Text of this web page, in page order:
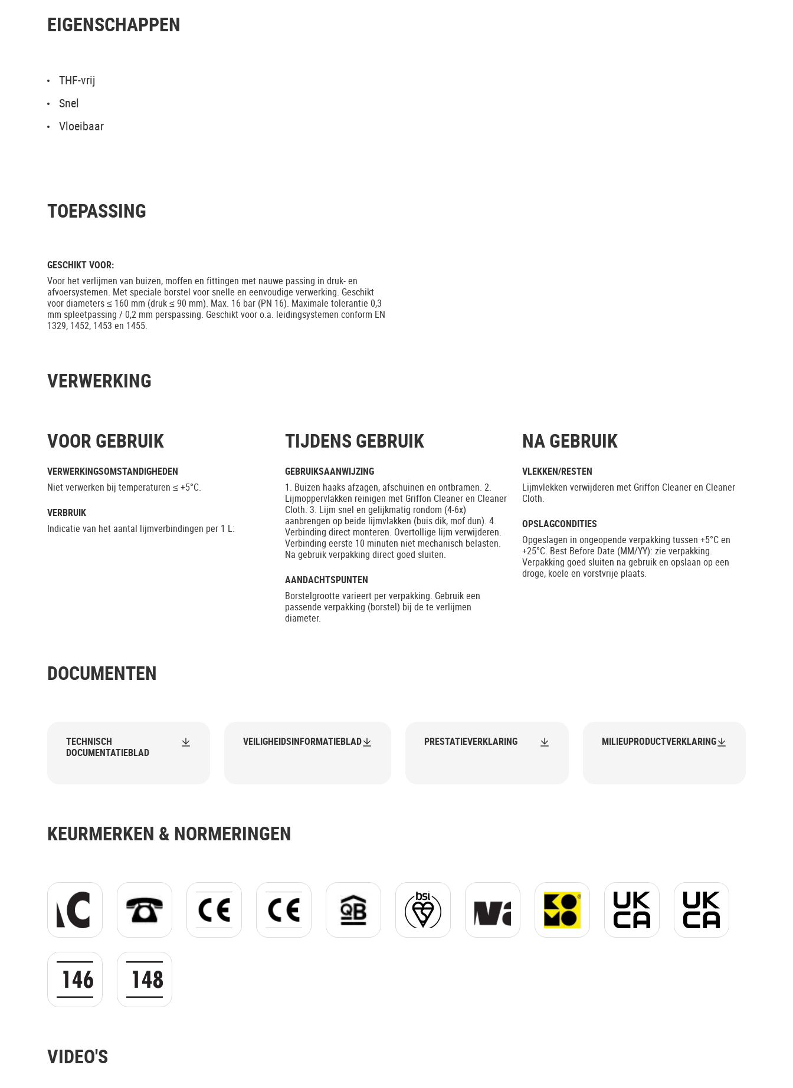
EIGENSCHAPPEN
THF-vrij
Snel
Vloeibaar
TOEPASSING
GESCHIKT VOOR:
Voor het verlijmen van buizen, moffen en fittingen met nauwe passing in druk- en
afvoersystemen. Met speciale borstel voor snelle en eenvoudige verwerking. Geschikt
voor diameters ≤ 160 mm (druk ≤ 90 mm). Max. 16 bar (PN 16). Maximale tolerantie 0,3
mm spleetpassing / 0,2 mm perspassing. Geschikt voor o.a. leidingsystemen conform EN
1329, 1452, 1453 en 1455.
VERWERKING
VOOR GEBRUIK
VERWERKINGSOMSTANDIGHEDEN
Niet verwerken bij temperaturen ≤ +5°C.
VERBRUIK
Indicatie van het aantal lijmverbindingen per 1 L:
TIJDENS GEBRUIK
GEBRUIKSAANWIJZING
1. Buizen haaks afzagen, afschuinen en ontbramen. 2.
Lijmoppervlakken reinigen met Griffon Cleaner en Cleaner
Cloth. 3. Lijm snel en gelijkmatig rondom (4-6x)
aanbrengen op beide lijmvlakken (buis dik, mof dun). 4.
Verbinding direct monteren. Overtollige lijm verwijderen.
Verbinding eerste 10 minuten niet mechanisch belasten.
Na gebruik verpakking direct goed sluiten.
AANDACHTSPUNTEN
Borstelgrootte varieert per verpakking. Gebruik een
passende verpakking (borstel) bij de te verlijmen
diameter.
NA GEBRUIK
VLEKKEN/RESTEN
Lijmvlekken verwijderen met Griffon Cleaner en Cleaner
Cloth.
OPSLAGCONDITIES
Opgeslagen in ongeopende verpakking tussen +5°C en
+25°C. Best Before Date (MM/YY): zie verpakking.
Verpakking goed sluiten na gebruik en opslaan op een
droge, koele en vorstvrije plaats.
DOCUMENTEN
TECHNISCH
DOCUMENTATIEBLAD
VEILIGHEIDSINFORMATIEBLAD PRESTATIEVERKLARING MILIEUPRODUCTVERKLARING
KEURMERKEN & NORMERINGEN
ACS GIF.gif Logo_Telephone_JPG.jpgCE_logo_PNG_with_frame.pngCE_logo_PNG_with_frame.png
Logo QB.png mark-of-trust-product-logo.jpg
Kiwa Logo.gif KOMO Logo JPG.jpgUKCA jpg.jpg UKCA jpg.jpg
EN 14680 GIF.gifEN 14814 GIF.gif
VIDEO'S